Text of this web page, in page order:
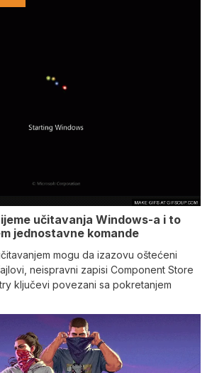
učitavanja Windows-a i to
jednostavne komande
mogu da izazovu oštećeni
neispravni zapisi Component Store
ključevi povezani sa pokretanjem